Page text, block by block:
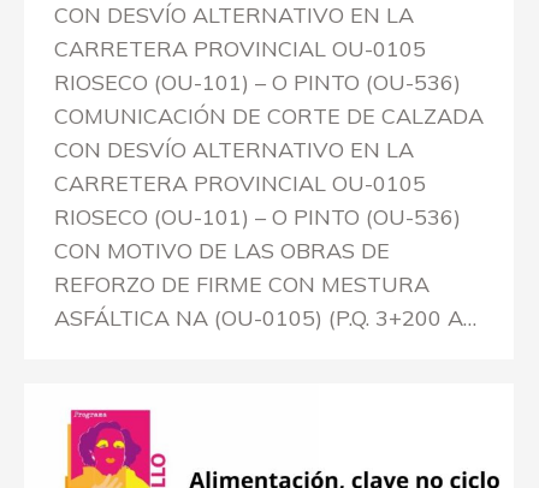
CON DESVÍO ALTERNATIVO EN LA
CARRETERA PROVINCIAL OU-0105
RIOSECO (OU-101) – O PINTO (OU-536)
COMUNICACIÓN DE CORTE DE CALZADA
CON DESVÍO ALTERNATIVO EN LA
CARRETERA PROVINCIAL OU-0105
RIOSECO (OU-101) – O PINTO (OU-536)
CON MOTIVO DE LAS OBRAS DE
REFORZO DE FIRME CON MESTURA
ASFÁLTICA NA (OU-0105) (P.Q. 3+200 A…